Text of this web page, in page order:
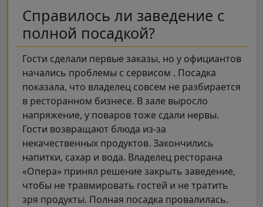
Справилось ли заведение с
полной посадкой?
Гости сделали первые заказы, но у официантов
начались проблемы с сервисом . Посадка
показала, что владелец совсем не разбирается
в ресторанном бизнесе. В зале выросло
напряжение, у поваров тоже сдали нервы.
Гости возвращают блюда из-за
некачественных продуктов. Закончились
напитки, сахар и вода. Владелец ресторана
«Опера» принял решение закрыть заведение,
чтобы не травмировать гостей и не тратить
зря продукты. Полная посадка провалилась.